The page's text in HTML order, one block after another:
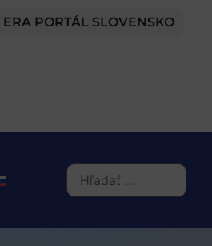
ERA PORTÁL SLOVENSKO